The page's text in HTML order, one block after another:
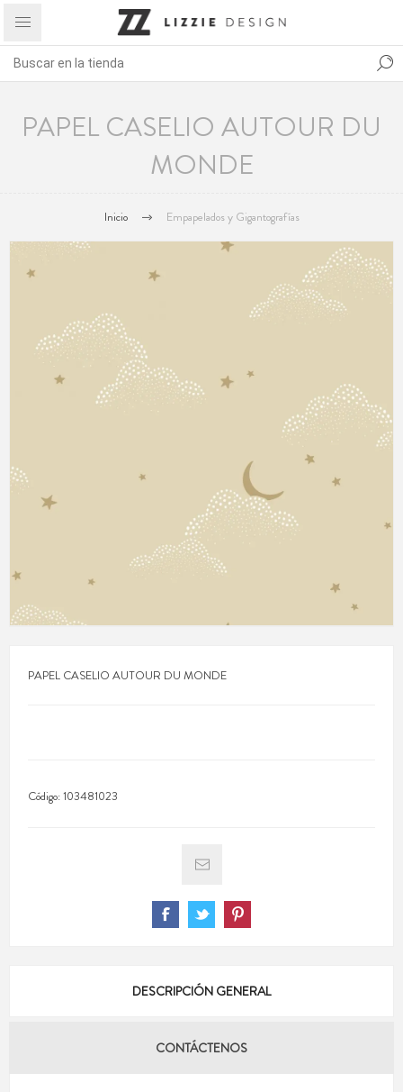
PAPEL CASELIO AUTOUR DU
MONDE
Inicio Empapelados y Gigantografías
PAPEL CASELIO AUTOUR DU MONDE
Código:103481023
DESCRIPCIÓN GENERAL
CONTÁCTENOS